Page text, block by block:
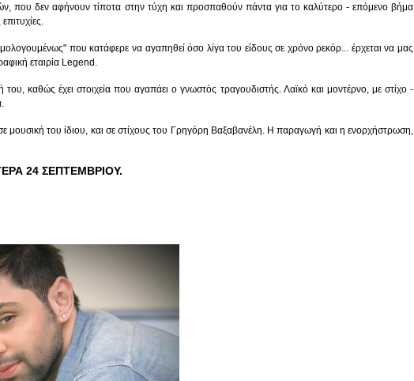
που δεν αφήνουν τίποτα στην τύχη και προσπαθούν πάντα για το καλύτερο - επόμενο βήμα
που κατάφερε να αγαπηθεί όσο λίγα του είδους σε χρόνο ρεκόρ... έρχεται να μας
εταιρία Legend.
καθώς έχει στοιχεία που αγαπάει ο γνωστός τραγουδιστής. Λαϊκό και μοντέρνο, με στίχο -
του ίδιου, και σε στίχους του Γρηγόρη Βαξαβανέλη. Η παραγωγή και η ενορχήστρωση,
24 ΣΕΠΤΕΜΒΡΙΟΥ.